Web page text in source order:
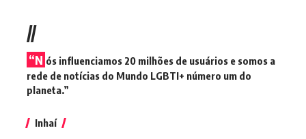
//
“N ós influenciamos 20 milhões de usuários e somos a
rede de notícias do Mundo LGBTI+ número um do
planeta.”
Inhaí